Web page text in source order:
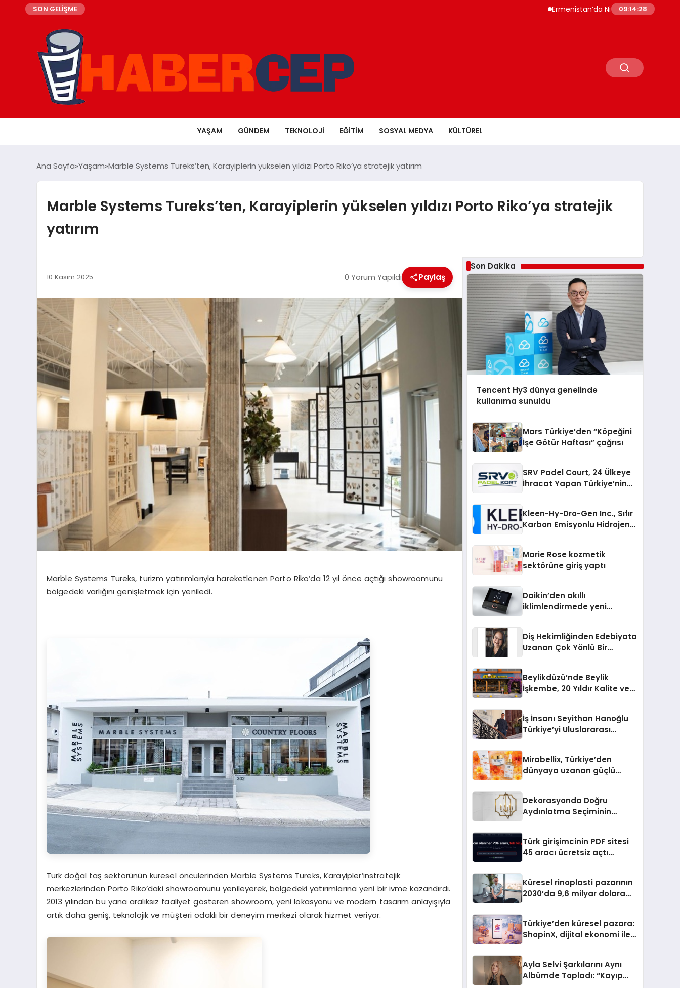
SON GELİŞME Ermenistan’da Nikol Paşinyan Yeniden
09:14:30
YAŞAM GÜNDEM TEKNOLOJI EĞITIM SOSYAL MEDYA KÜLTÜREL
Ana Sayfa Yaşam Marble Systems Tureks’ten, Karayiplerin yükselen yıldızı Porto Riko’ya stratejik yatırım
Marble Systems Tureks’ten, Karayiplerin yükselen yıldızı Porto Riko’ya stratejik
yatırım
10 Kasım 2025 0 Yorum Yapıldı Paylaş
Marble Systems Tureks, turizm yatırımlarıyla hareketlenen Porto Riko’da 12 yıl önce açtığı showroomunu
bölgedeki varlığını genişletmek içinyeniledi.
Türk doğal taş sektörünün küresel öncülerinden Marble Systems Tureks, Karayipler’instratejik
merkezlerinden Porto Riko’daki showroomunu yenileyerek, bölgedeki yatırımlarına yeni bir ivme kazandırdı.
2013 yılından bu yana aralıksız faaliyet gösteren showroom, yeni lokasyonu ve modern tasarım anlayışıyla
artık daha geniş, teknolojik ve müşteri odaklı bir deneyim merkezi olarak hizmet veriyor.
Son Dakika
Tencent Hy3 dünya genelinde
kullanıma sunuldu
Mars Türkiye’den “Köpeğini
İşe Götür Haftası” çağrısı
SRV Padel Court, 24 Ülkeye
İhracat Yapan Türkiye’nin
Kleen-Hy-Dro-Gen Inc., Sıfır
Karbon Emisyonlu Hidrojen
Aldı
Marie Rose kozmetik
sektörüne giriş yaptı
Daikin’den akıllı
iklimlendirmede yeni
Diş Hekimliğinden Edebiyata
Uzanan Çok Yönlü Bir
Beylikdüzü’nde Beylik
İşkembe, 20 Yıldır Kalite ve
İş İnsanı Seyithan Hanoğlu
Türkiye’yi Uluslararası
Mirabellix, Türkiye’den
dünyaya uzanan güçlü
Dekorasyonda Doğru
Aydınlatma Seçiminin
Türk girişimcinin PDF sitesi
45 aracı ücretsiz açtı
Küresel rinoplasti pazarının
2030’da 9,6 milyar dolara
Türkiye’den küresel pazara:
ShopinX, dijital ekonomi ile
Ayla Selvi Şarkılarını Aynı
Albümde Topladı: “Kayıp